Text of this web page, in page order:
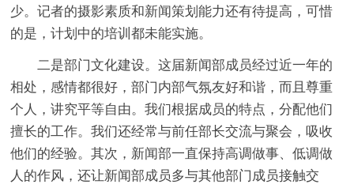
少。记者的摄影素质和新闻策划能力还有待提高，可惜
的是，计划中的培训都未能实施。
二是部门文化建设。这届新闻部成员经过近一年的
相处，感情都很好，部门内部气氛友好和谐，而且尊重
个人，讲究平等自由。我们根据成员的特点，分配他们
擅长的工作。我们还经常与前任部长交流与聚会，吸收
他们的经验。其次，新闻部一直保持高调做事、低调做
人的作风，还让新闻部成员多与其他部门成员接触交